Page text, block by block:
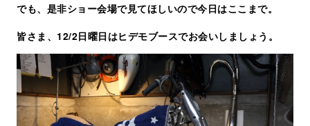
でも、是非ショー会場で見てほしいので今日はここまで。
皆さま、12/2日曜日はヒデモブースでお会いしましょう。